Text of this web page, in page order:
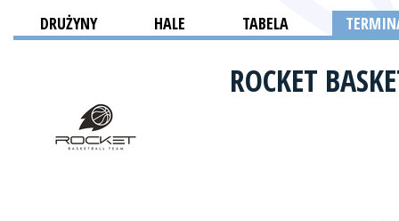
DRUŻYNY HALE TABELA
ROCKET